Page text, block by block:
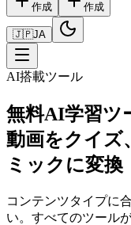
作成 作成
🇯🇵JA
AI搭載ツール
無料AI学習ツ
動画をクイズ
ミックに変換
コンテンツタイプに
い。すべてのツール